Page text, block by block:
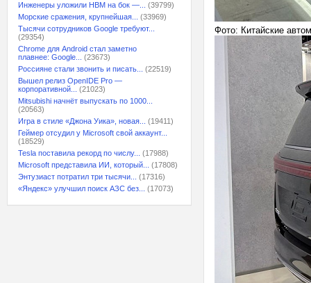
Инженеры уложили HBM на бок —...
(39799)
Морские сражения, крупнейшая...
(33969)
Тысячи сотрудников Google требуют...
(29354)
Chrome для Android стал заметно
плавнее: Google...
(23673)
Россияне стали звонить и писать...
(22519)
Вышел релиз OpenIDE Pro —
корпоративной...
(21023)
Mitsubishi начнёт выпускать по 1000...
(20563)
Игра в стиле «Джона Уика», новая...
(19411)
Геймер отсудил у Microsoft свой аккаунт...
(18529)
Tesla поставила рекорд по числу...
(17988)
Microsoft представила ИИ, который...
(17808)
Энтузиаст потратил три тысячи...
(17316)
«Яндекс» улучшил поиск АЗС без...
(17073)
Фото: Китайские